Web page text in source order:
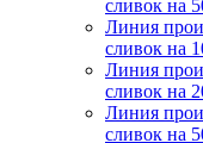
сливок на
Линия
сливок на
Линия
сливок на
Линия
сливок на